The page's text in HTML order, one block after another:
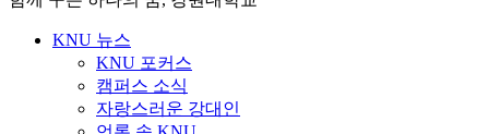
KNU 뉴스
KNU 포커스
캠퍼스 소식
자랑스러운 강대인